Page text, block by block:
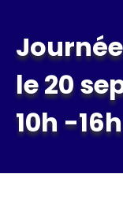
le 20
10h -16h